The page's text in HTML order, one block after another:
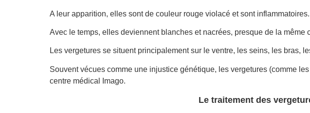
A leur apparition, elles sont de couleur rouge violacé et sont inflammatoires.
Avec le temps, elles deviennent blanches et nacrées, presque de la même
Les vergetures se situent principalement sur le ventre, les seins, les bras,
Souvent vécues comme une injustice génétique, les vergetures (comme
centre médical Imago.
Le traitement des